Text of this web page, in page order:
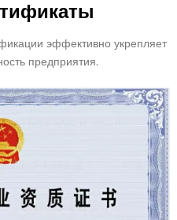
эффективно укрепляет
предприятия.